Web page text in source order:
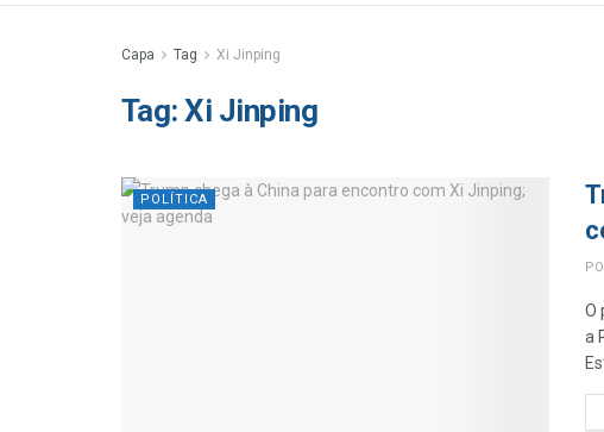
Capa Tag Xi Jinping
Tag:Xi Jinping
POLÍTICA
O
a